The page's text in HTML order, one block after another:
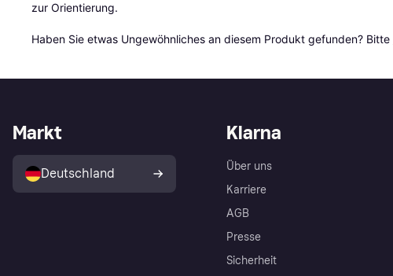
zur Orientierung.
Haben Sie etwas Ungewöhnliches an diesem Produkt gefunden? Bitte
Klarna
Über uns
Karriere
AGB
Presse
Sicherheit
Markt
Deutschland